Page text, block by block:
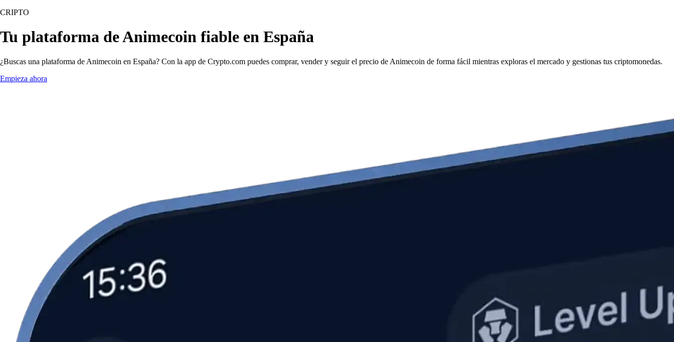
CRIPTO
Tu plataforma de Animecoin fiable en España
¿Buscas una plataforma de Animecoin en España? Con la app de Crypto.com puedes comprar, vender y seguir el precio de Animecoin de forma fácil mientras exploras el mercado y gestionas tus criptomonedas.
Empieza ahora